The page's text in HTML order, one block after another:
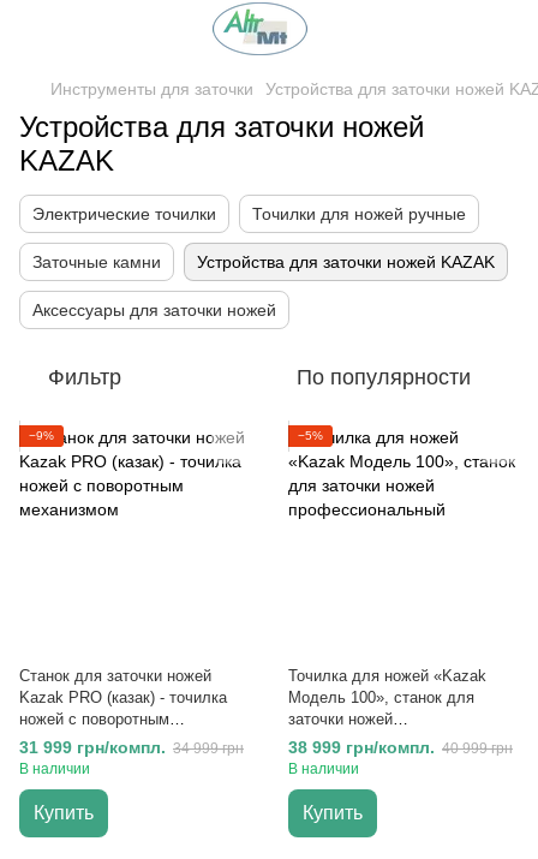
Инструменты для заточки Устройства для заточки ножей
Устройства для заточки ножей
KAZAK
Электрические точилки Точилки для ножей ручные
Заточные камни Устройства для заточки ножей KAZAK
Аксессуары для заточки ножей
Фильтр По популярности
−9%
Cтанок для заточки ножей
Kazak PRO (казак) - точилка
ножей с поворотным
механизмом
31 999 грн/компл. 34 999 грн
В наличии
Купить
−5%
Точилка для ножей «Kazak
Модель 100», станок для
заточки ножей
профессиональный
38 999 грн/компл. 40 999 грн
В наличии
Купить